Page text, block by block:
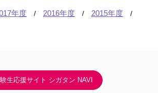
年度 2016年度 2015年度
生応援サイト シガタン NAVI